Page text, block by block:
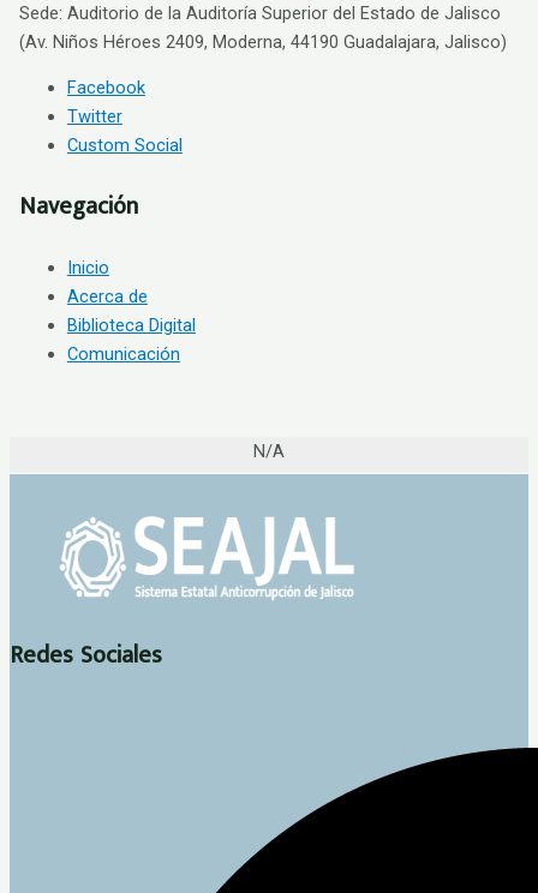
Sede: Auditorio de la Auditoría Superior del Estado de Jalisco
(Av. Niños Héroes 2409, Moderna, 44190 Guadalajara, Jalisco)
Facebook
Twitter
Custom Social
Navegación
Inicio
Acerca de
Biblioteca Digital
Comunicación
N/A
Redes Sociales